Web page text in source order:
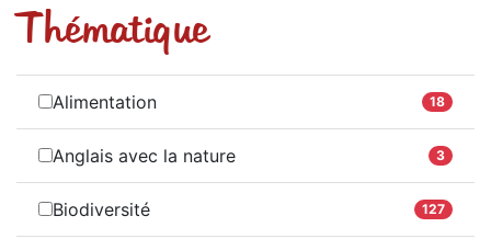
Thématique
Alimentation 18
Anglais avec la nature 3
Biodiversité 127